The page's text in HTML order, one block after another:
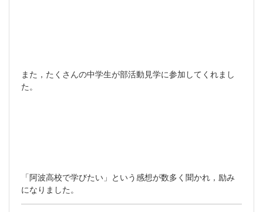
また，たくさんの中学生が部活動見学に参加してくれまし
た。
「阿波高校で学びたい」という感想が数多く聞かれ，励み
になりました。